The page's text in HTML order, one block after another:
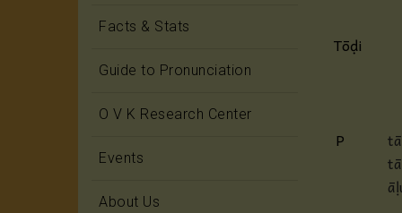
Facts & Stats
Guide to Pronunciation
O V K Research Center
Events
About Us
Tōḍi
P